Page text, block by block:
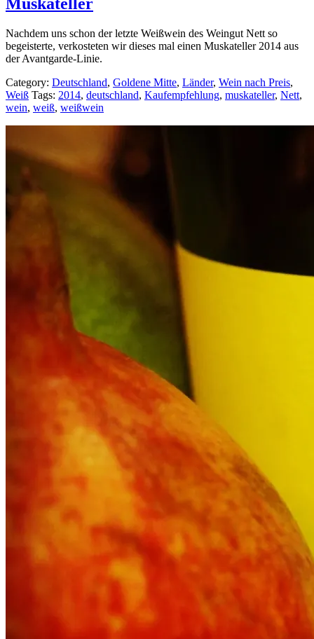
Muskateller
Nachdem uns schon der letzte Weißwein des Weingut Nett so
begeisterte, verkosteten wir dieses mal einen Muskateller 2014 aus
der Avantgarde-Linie.
Category: Deutschland, Goldene Mitte, Länder, Wein nach Preis,
Weiß Tags: 2014, deutschland, Kaufempfehlung, muskateller, Nett,
wein, weiß, weißwein